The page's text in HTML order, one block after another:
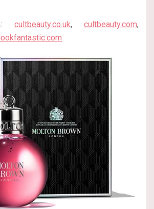
cultbeauty.co.uk,cultbeauty.com,